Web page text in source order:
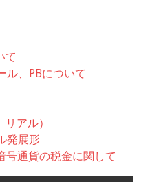
て
ル、PBについて
アル）
発展形
号通貨の税金に関して